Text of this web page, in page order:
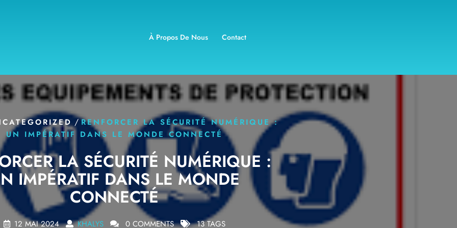
À Propos De Nous Contact
/RENFORCER LA SÉCURITÉ NUMÉRIQUE :
UN IMPÉRATIF DANS LE MONDE CONNECTÉ
LA SÉCURITÉ NUMÉRIQUE :
IMPÉRATIF DANS LE MONDE
CONNECTÉ
12 MAI 2024 KHALYS 0 COMMENTS 13 TAGS